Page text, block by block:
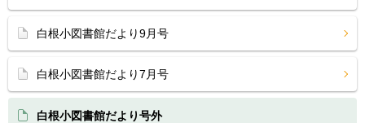
白根小図書館だより9月号
白根小図書館だより7月号
白根小図書館だより号外